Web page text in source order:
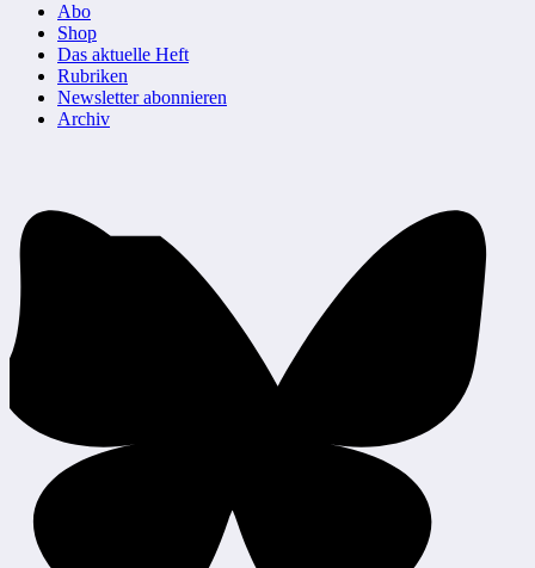
Abo
Shop
Das aktuelle Heft
Rubriken
Newsletter abonnieren
Archiv